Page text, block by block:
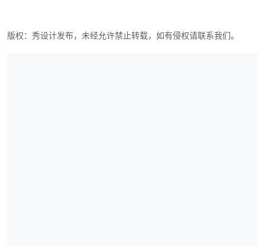
版权：秀设计发布，未经允许禁止转载，如有侵权请联系我们。